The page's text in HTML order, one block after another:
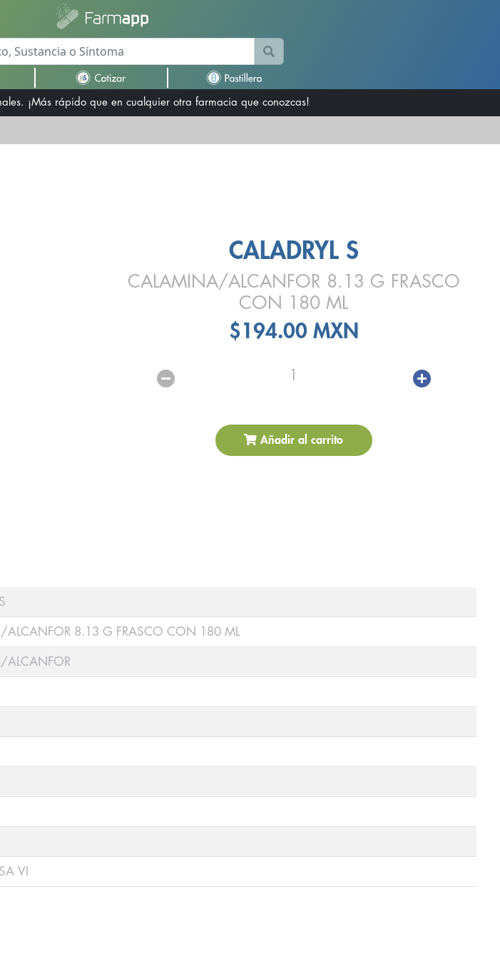
¡Más rápido que en cualquier otra farmacia que conozcas!
CALADRYL S
CALAMINA/ALCANFOR 8.13 G FRASCO
CON 180 ML
$194.00 MXN
1
Añadir al carrito
ALCANFOR 8.13 G FRASCO CON 180 ML
ALCANFOR
VI